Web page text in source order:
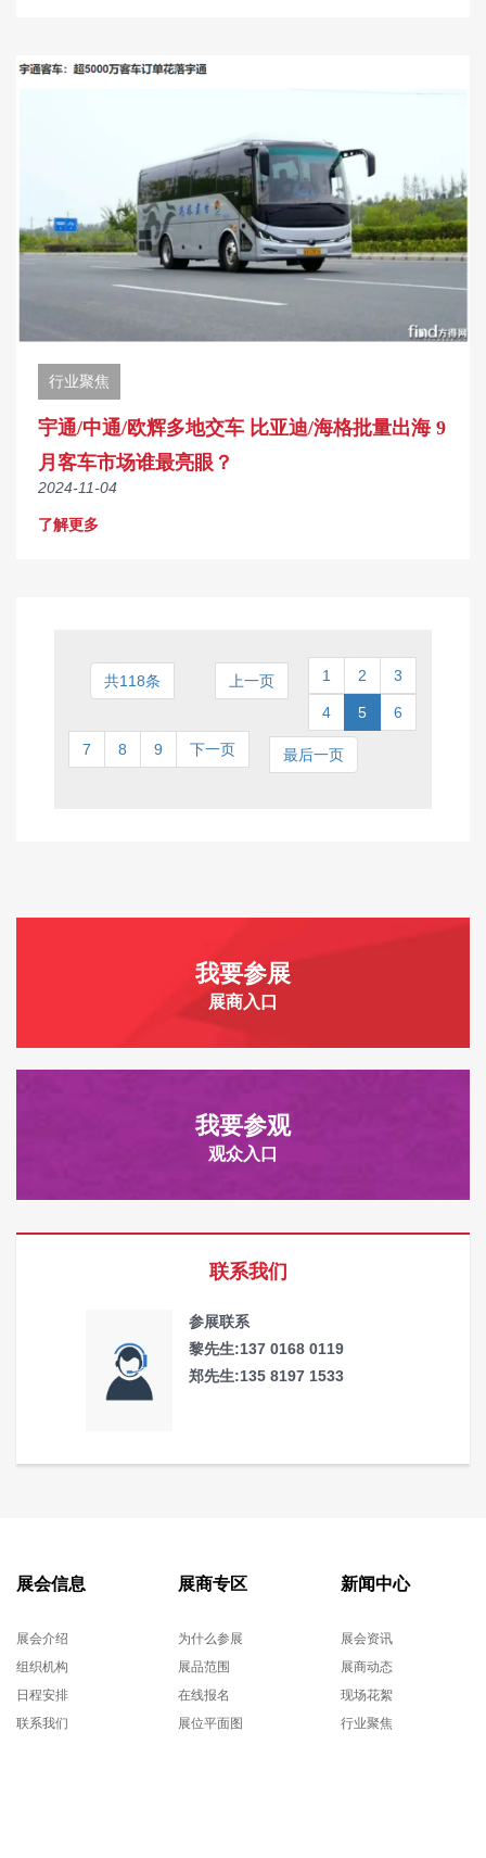
行业聚焦
宇通/中通/欧辉多地交车 比亚迪/海格批量出海 9
月客车市场谁最亮眼？
2024-11-04
了解更多
共118条 上一页 1 2 3
4 5 6
7 8 9 下一页 最后一页
我要参展
展商入口
我要参观
观众入口
联系我们
参展联系
黎先生:137 0168 0119
郑先生:135 8197 1533
展会信息
展会介绍
组织机构
日程安排
联系我们
展商专区
为什么参展
展品范围
在线报名
展位平面图
新闻中心
展会资讯
展商动态
现场花絮
行业聚焦